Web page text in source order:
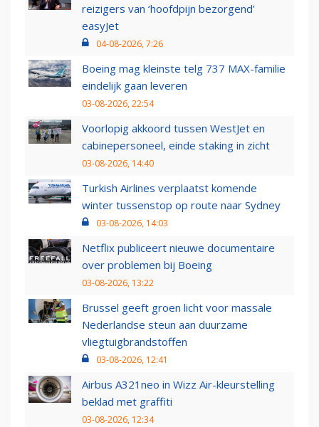
reizigers van ‘hoofdpijn bezorgend’
easyJet
04-08-2026, 7:26
Boeing mag kleinste telg 737 MAX-familie
eindelijk gaan leveren
03-08-2026, 22:54
Voorlopig akkoord tussen WestJet en
cabinepersoneel, einde staking in zicht
03-08-2026, 14:40
Turkish Airlines verplaatst komende
winter tussenstop op route naar Sydney
03-08-2026, 14:03
Netflix publiceert nieuwe documentaire
over problemen bij Boeing
03-08-2026, 13:22
Brussel geeft groen licht voor massale
Nederlandse steun aan duurzame
vliegtuigbrandstoffen
03-08-2026, 12:41
Airbus A321neo in Wizz Air-kleurstelling
beklad met graffiti
03-08-2026, 12:34